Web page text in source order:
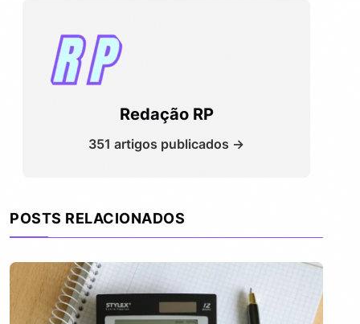
Redação RP
351 artigos publicados →
POSTS RELACIONADOS